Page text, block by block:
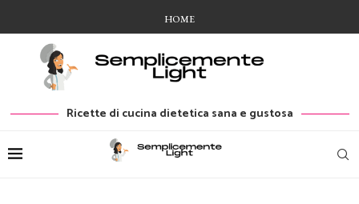
HOME
Ricette di cucina dietetica sana e gustosa